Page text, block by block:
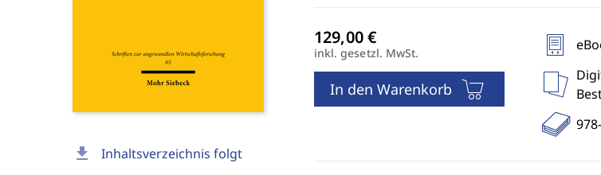
download Inhaltsverzeichnis folgt
inkl. gesetzl. MwSt.
In den Warenkorb